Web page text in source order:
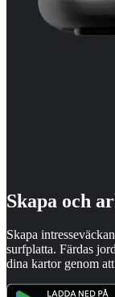
Skapa och
Skapa
surfplatta. Färdas
dina kartor genom